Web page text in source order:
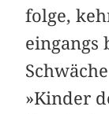
folge,
eingangs
»Kinder